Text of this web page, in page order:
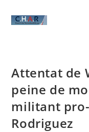
Attentat de
peine de
militant
Rodriguez